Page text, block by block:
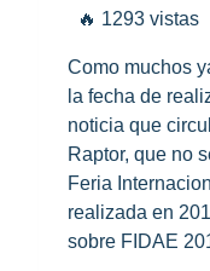
🔥 1293 vistas
Como muchos
la fecha de
noticia que
Raptor, que no
Feria
realizada en
sobre FIDAE